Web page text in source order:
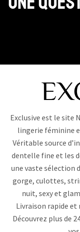
Exclusive est le site
lingerie féminine
Véritable source
dentelle fine et les
une vaste sélection
gorge, culottes,
nuit, sexy et
Livraison rapide
Découvrez plus de